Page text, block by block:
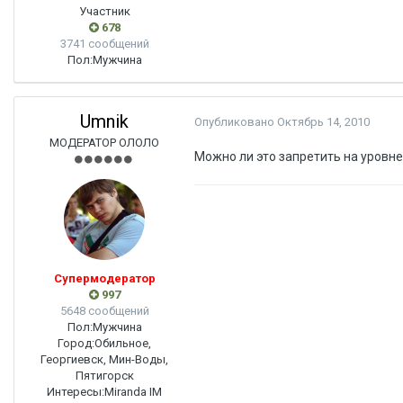
Участник
678
3741 сообщений
Пол:Мужчина
Umnik
МОДЕРАТОР ОЛОЛО
Супермодератор
997
5648 сообщений
Пол:Мужчина
Город:Обильное,
Георгиевск, Мин-Воды,
Пятигорск
Интересы:Miranda IM
Опубликовано Октябрь 14, 2010
Можно ли это запретить на